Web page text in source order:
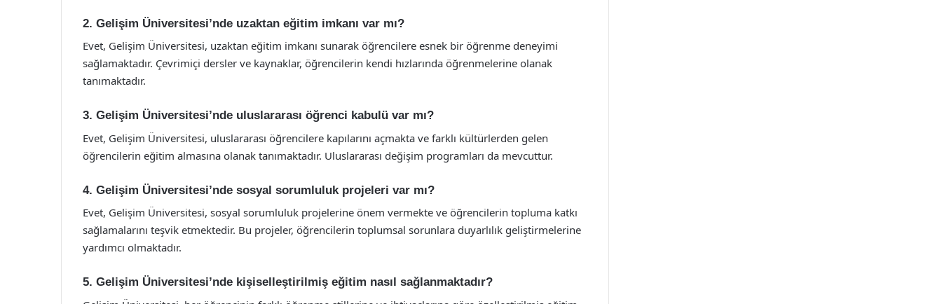
2. Gelişim Üniversitesi’nde uzaktan eğitim imkanı var mı?
Evet, Gelişim Üniversitesi, uzaktan eğitim imkanı sunarak öğrencilere esnek bir öğrenme deneyimi
sağlamaktadır. Çevrimiçi dersler ve kaynaklar, öğrencilerin kendi hızlarında öğrenmelerine olanak
tanımaktadır.
3. Gelişim Üniversitesi’nde uluslararası öğrenci kabulü var mı?
Evet, Gelişim Üniversitesi, uluslararası öğrencilere kapılarını açmakta ve farklı kültürlerden gelen
öğrencilerin eğitim almasına olanak tanımaktadır. Uluslararası değişim programları da mevcuttur.
4. Gelişim Üniversitesi’nde sosyal sorumluluk projeleri var mı?
Evet, Gelişim Üniversitesi, sosyal sorumluluk projelerine önem vermekte ve öğrencilerin topluma katkı
sağlamalarını teşvik etmektedir. Bu projeler, öğrencilerin toplumsal sorunlara duyarlılık geliştirmelerine
yardımcı olmaktadır.
5. Gelişim Üniversitesi’nde kişiselleştirilmiş eğitim nasıl sağlanmaktadır?